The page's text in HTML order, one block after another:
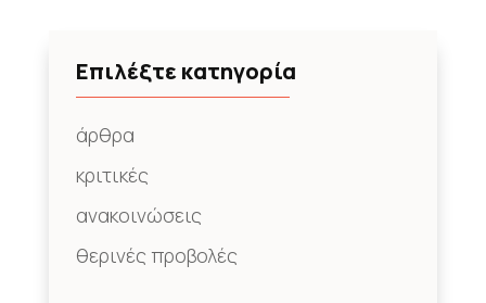
Επιλέξτε κατηγορία
άρθρα
κριτικές
ανακοινώσεις
θερινές προβολές